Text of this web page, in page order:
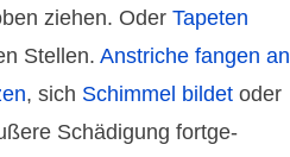
ziehen. Oder Tapeten
Stellen. Anstriche fangen an
, sich Schimmel bildetoder
Schädi­gung fortge­